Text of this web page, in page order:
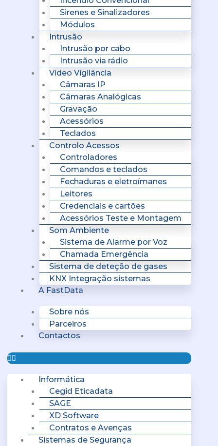
Sirenes e Sinalizadores
Módulos
Intrusão
Intrusão por cabo
Intrusão via rádio
Vídeo Vigilância
Câmaras IP
Câmaras Analógicas
Gravação
Acessórios
Teclados
Controlo Acessos
Controladores
Comandos e teclados
Fechaduras e eletroímanes
Leitores
Credenciais e cartões
Acessórios Teste e Montagem
Som Ambiente
Sistema de Alarme por Voz
Chamada Emergência
Sistema de deteção de gases
KNX Integração sistemas
A FastData
Sobre nós
Parceiros
Contactos
Informática
Cegid Eticadata
SAGE
XD Software
Contratos e Avenças
Sistemas de Segurança